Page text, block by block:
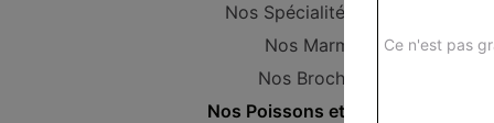
Nos Spécialités Maison
Nos Marmites
Nos Brochettes
Nos Poissons et Crustacés
Ce n'est pas